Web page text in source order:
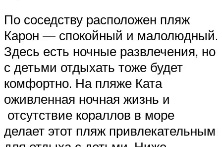
По соседству расположен пляж
Карон — спокойный и малолюдный.
Здесь есть ночные развлечения, но
с детьми отдыхать тоже будет
комфортно. На пляже Ката
оживленная ночная жизнь и
отсутствие кораллов в море
делает этот пляж привлекательным